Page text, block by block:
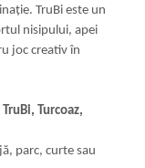
TruBi este un
nisipului, apei
joc creativ în
Turcoaz,
parc, curte sau